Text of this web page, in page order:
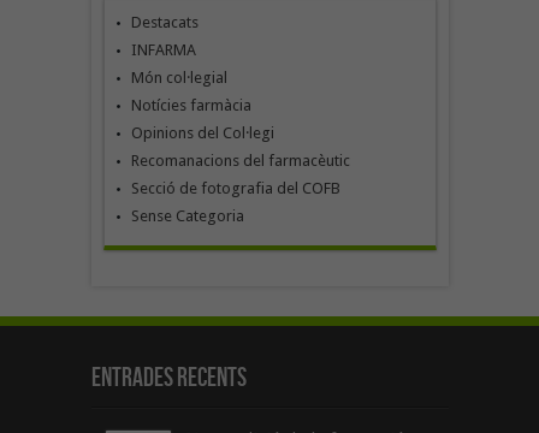
Destacats
INFARMA
Món col·legial
Notícies farmàcia
Opinions del Col·legi
Recomanacions del farmacèutic
Secció de fotografia del COFB
Sense Categoria
Entrades recents